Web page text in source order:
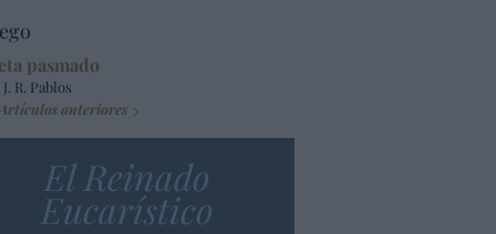
pasmado
R. Pablos
Artículos anteriores
El Reinado
Eucarístico